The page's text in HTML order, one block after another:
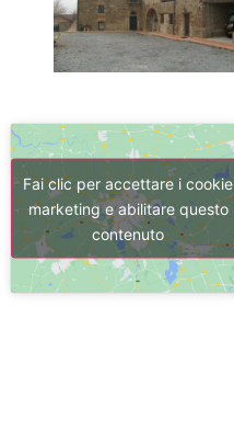
Fai clic per accettare i cookie
marketing e abilitare questo
contenuto